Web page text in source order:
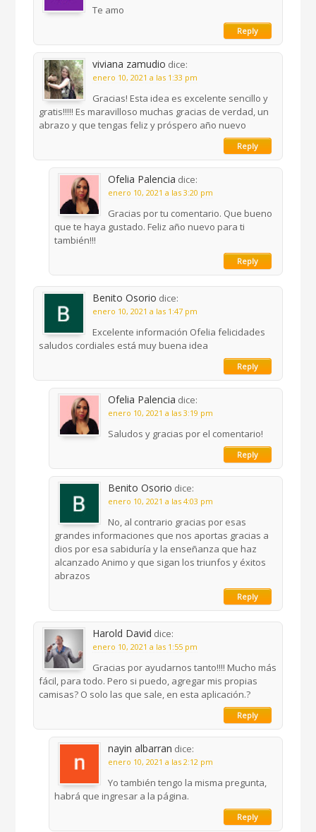
Te amo
Reply
viviana zamudio dice:
enero 10, 2021 a las 1:33 pm
Gracias! Esta idea es excelente sencillo y
gratis!!!!! Es maravilloso muchas gracias de verdad, un
abrazo y que tengas feliz y próspero año nuevo
Reply
Ofelia Palencia dice:
enero 10, 2021 a las 3:20 pm
Gracias por tu comentario. Que bueno
que te haya gustado. Feliz año nuevo para ti
también!!!
Reply
Benito Osorio dice:
enero 10, 2021 a las 1:47 pm
Excelente información Ofelia felicidades
saludos cordiales está muy buena idea
Reply
Ofelia Palencia dice:
enero 10, 2021 a las 3:19 pm
Saludos y gracias por el comentario!
Reply
Benito Osorio dice:
enero 10, 2021 a las 4:03 pm
No, al contrario gracias por esas
grandes informaciones que nos aportas gracias a
dios por esa sabiduría y la enseñanza que haz
alcanzado Animo y que sigan los triunfos y éxitos
abrazos
Reply
Harold David dice:
enero 10, 2021 a las 1:55 pm
Gracias por ayudarnos tanto!!!! Mucho más
fácil, para todo. Pero si puedo, agregar mis propias
camisas? O solo las que sale, en esta aplicación.?
Reply
nayin albarran dice:
enero 10, 2021 a las 2:12 pm
Yo también tengo la misma pregunta,
habrá que ingresar a la página.
Reply